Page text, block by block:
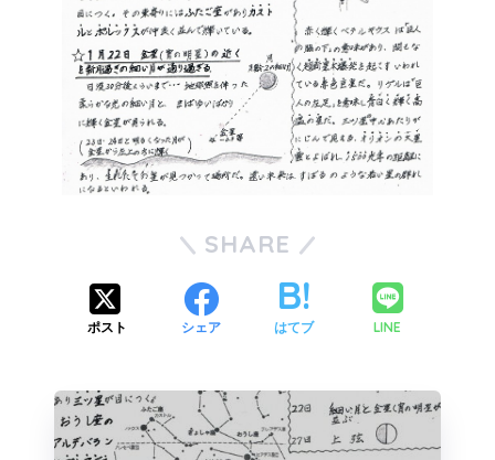
SHARE
ポスト シェア はてブ LINE